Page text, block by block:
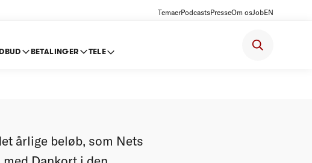
TemaerPodcastsPresseOm osJobEN
BETALINGER TELE
årlige beløb, som Nets